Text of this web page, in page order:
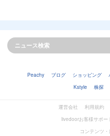
Peachy ブログ ショッピング
Kstyle
株探
運営会社 利用規約
livedoorお客様サポー
コンテンツ